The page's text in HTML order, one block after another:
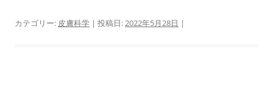
カテゴリー: 皮膚科学 | 投稿日:2022年5月28日 |